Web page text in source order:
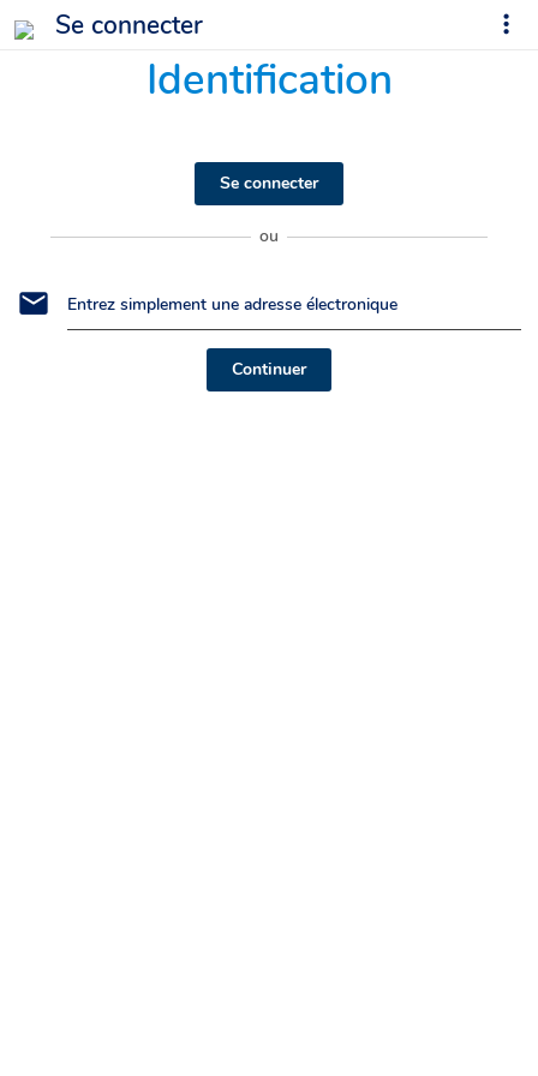
Se connecter
Identification
Se connecter
ou
Continuer